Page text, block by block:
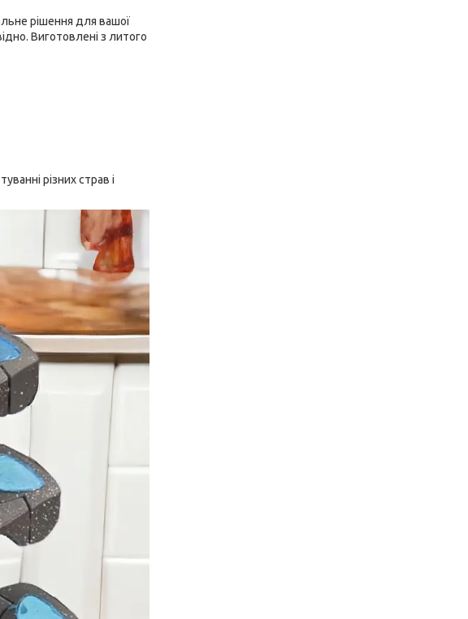
рішення для вашої
Виготовлені з литого
різних страв і